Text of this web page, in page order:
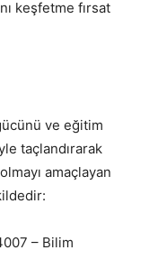
keşfetme fırsat
ve eğitim
taçlandırarak
amaçlayan
– Bilim